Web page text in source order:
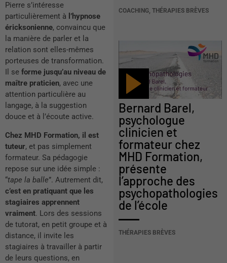
Pierre s’intéresse
particulièrement à l’hypnose
éricksonienne, convaincu que
la manière de parler et la
relation sont elles-mêmes
porteuses de transformation.
Il se forme jusqu’au niveau de
maître praticien, avec une
attention particulière au
langage, à la suggestion
douce et à l’écoute active.
Chez MHD Formation, il est
tuteur, et pas simplement
formateur. Sa pédagogie
repose sur une idée simple :
“tape la balle”. Autrement dit,
c’est en pratiquant que les
stagiaires apprennent
vraiment. Lors des sessions
de tutorat, en petit groupe et à
distance, il invite les
stagiaires à travailler à partir
de leurs questions, en
COACHING, THÉRAPIES BRÈVES
Bernard Barel,
psychologue
clinicien et
formateur chez
MHD Formation,
présente
l’approche des
psychopathologies
de l’école
THÉRAPIES BRÈVES